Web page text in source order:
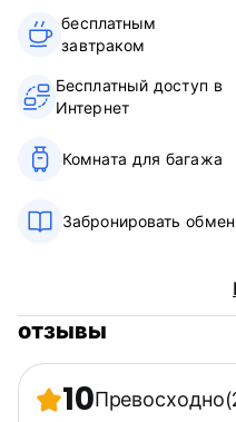
выезд: 11:00
Завтрак включен
Групповые заказы на +9
translated from original
бесплатным
завтраком‎
Бесплатный доступ в
Интернет
Комната для багажа
Забронировать обмен
отзывы
10Превосходно